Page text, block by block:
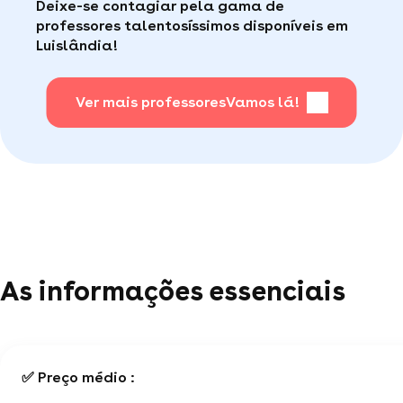
Faça sua busca, com apena um clique, é muito
.
consumidor de qualidade disponível para te ajudar
(por telefone e e-mail, 5J/7).
Para saber + acesse nossa página de perguntas
mais frequentes.
Deixe-se contagiar pela gama de
professores talentosíssimos disponíveis em
Luislândia!
Ver mais professoresVamos lá!
As informações essenciais
✅ Preço médio :